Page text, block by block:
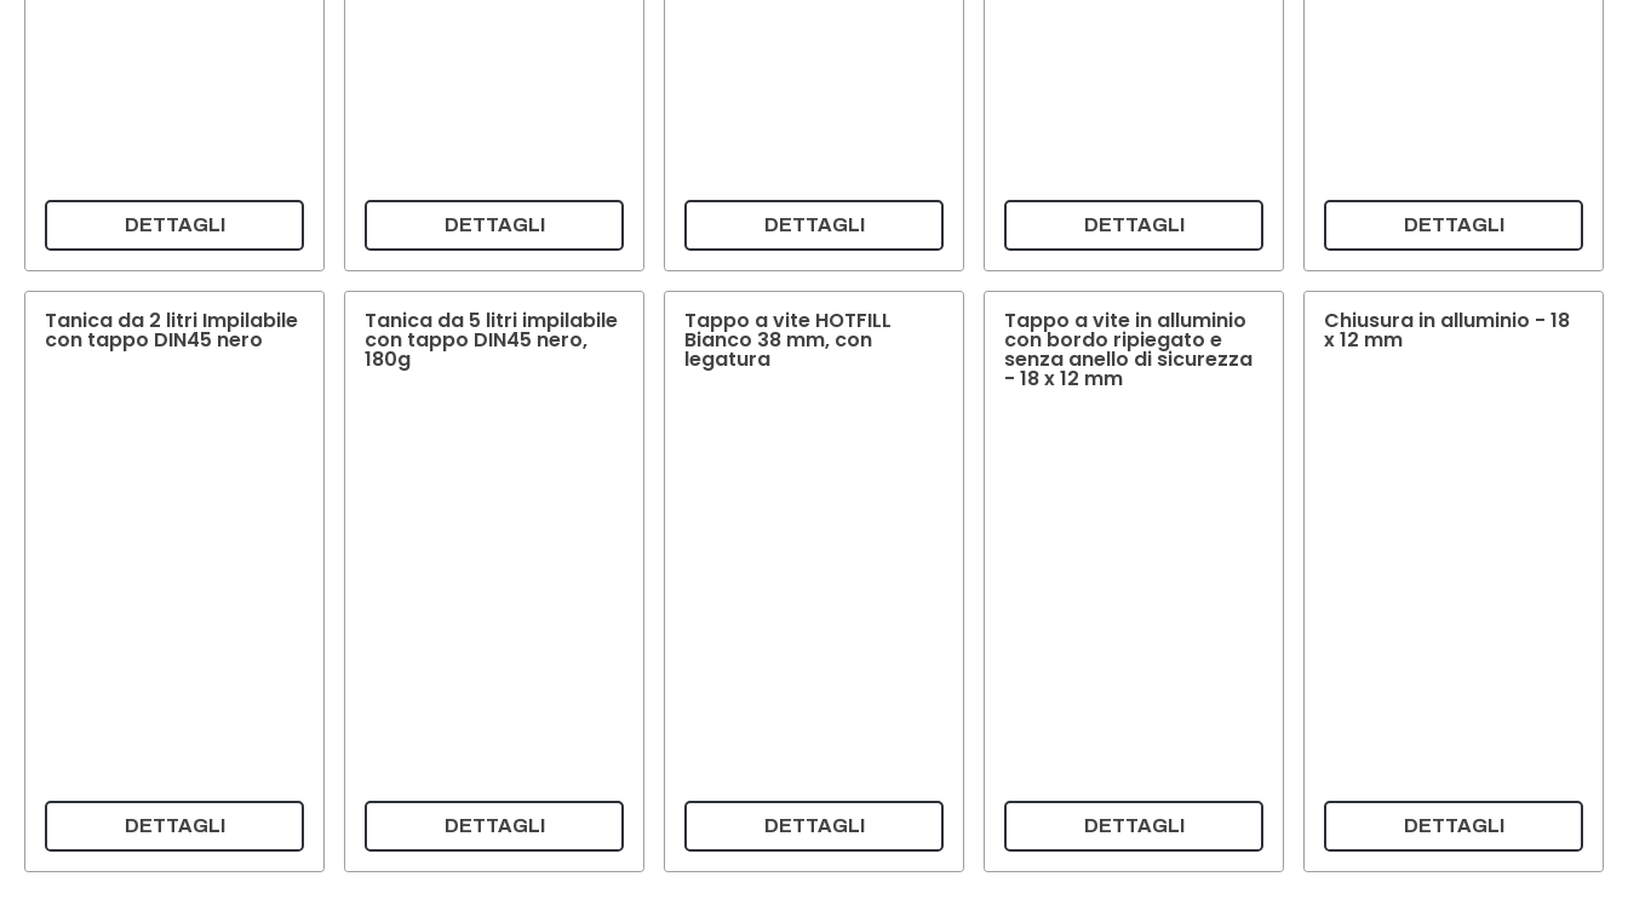
DETTAGLI DETTAGLI DETTAGLI DETTAGLI DETTAGLI
Tanica da 2 litri Impilabile
con tappo DIN45 nero
DETTAGLI
Tanica da 5 litri impilabile
con tappo DIN45 nero,
180g
DETTAGLI
Tappo a vite HOTFILL
Bianco 38 mm, con
legatura
DETTAGLI
Tappo a vite in alluminio
con bordo ripiegato e
senza anello di sicurezza
- 18 x 12 mm
DETTAGLI
Chiusura in alluminio - 18
x 12 mm
DETTAGLI